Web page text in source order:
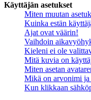
Käyttäjän asetukset
Miten muutan
Kuinka estän
Ajat ovat väärin!
Vaihdoin
Kieleni ei ole
Mitä kuvia on
Miten asetan
Mikä on arvonimi ja
Kun klikkaan